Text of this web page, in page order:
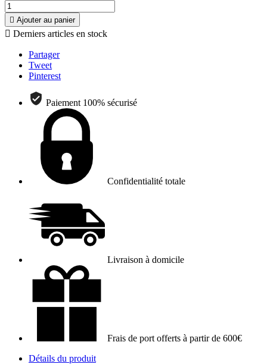
 Ajouter au panier
 Derniers articles en stock
Partager
Tweet
Pinterest
Paiement 100% sécurisé
Confidentialité totale
Livraison à domicile
Frais de port offerts à partir de 600€
Détails du produit